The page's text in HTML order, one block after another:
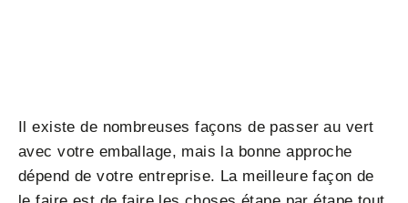
Il existe de nombreuses façons de passer au vert
avec votre emballage, mais la bonne approche
dépend de votre entreprise. La meilleure façon de